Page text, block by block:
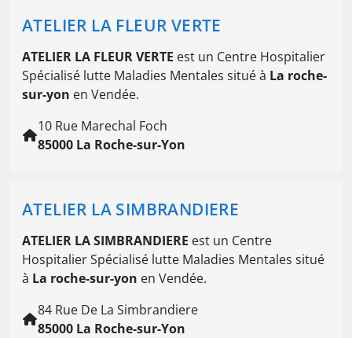
ATELIER LA FLEUR VERTE
ATELIER LA FLEUR VERTE est un Centre Hospitalier
Spécialisé lutte Maladies Mentales situé à La roche-
sur-yon en Vendée.
10 Rue Marechal Foch
85000 La Roche-sur-Yon
ATELIER LA SIMBRANDIERE
ATELIER LA SIMBRANDIERE est un Centre
Hospitalier Spécialisé lutte Maladies Mentales situé
à La roche-sur-yon en Vendée.
84 Rue De La Simbrandiere
85000 La Roche-sur-Yon